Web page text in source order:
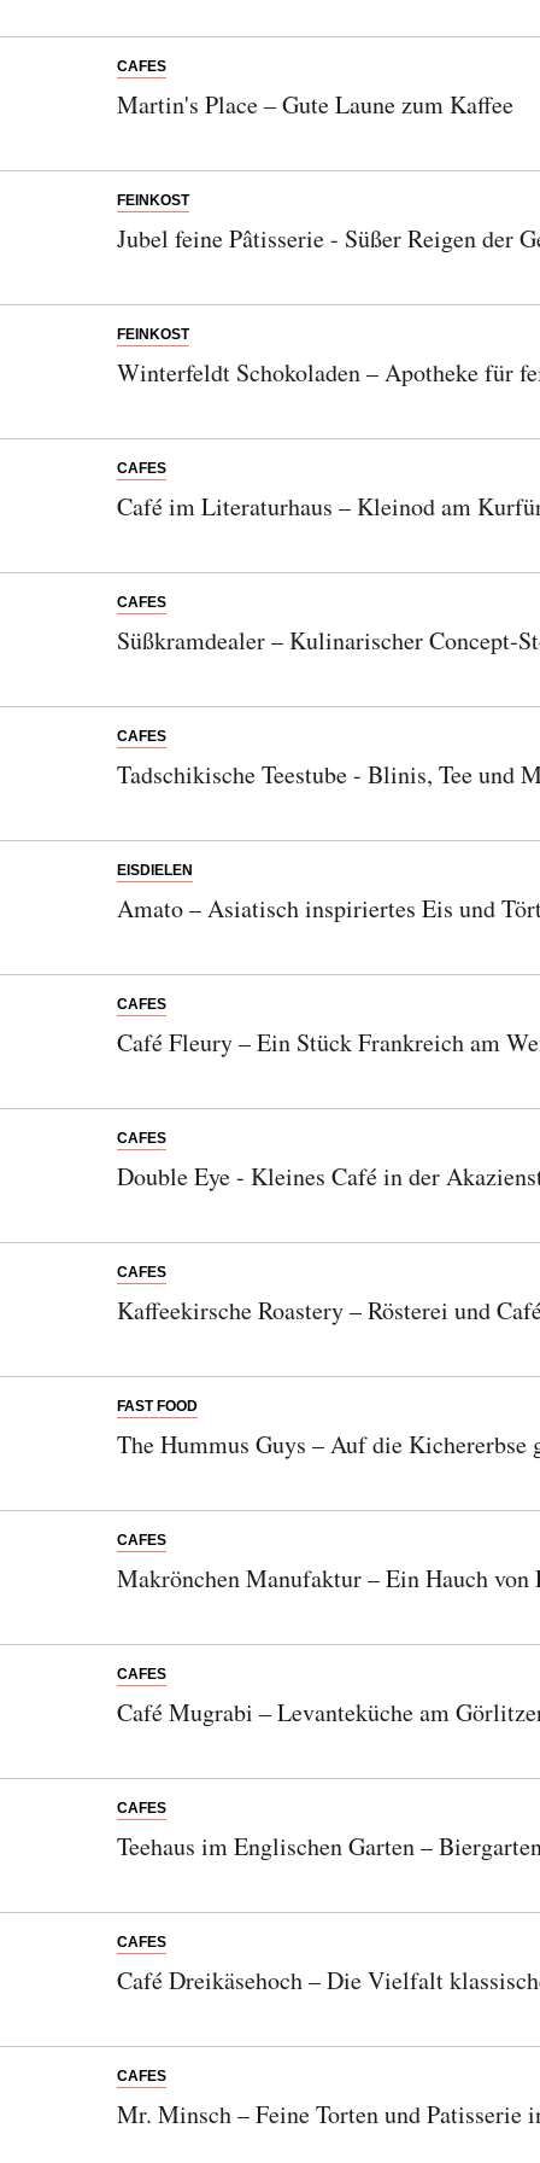
CAFES
Martin's Place – Gute Laune zum Kaffee
FEINKOST
Jubel feine Pâtisserie - Süßer Reigen der
FEINKOST
Winterfeldt Schokoladen – Apotheke für
CAFES
Café im Literaturhaus – Kleinod am
CAFES
Süßkramdealer – Kulinarischer Concept-
CAFES
Tadschikische Teestube - Blinis, Tee und
EISDIELEN
Amato – Asiatisch inspiriertes Eis und
CAFES
Café Fleury – Ein Stück Frankreich am
CAFES
Double Eye - Kleines Café in der
CAFES
Kaffeekirsche Roastery – Rösterei und
FAST FOOD
The Hummus Guys – Auf die Kichererbse
CAFES
Makrönchen Manufaktur – Ein Hauch von
CAFES
Café Mugrabi – Levanteküche am
CAFES
Teehaus im Englischen Garten –
CAFES
Café Dreikäsehoch – Die Vielfalt
CAFES
Mr. Minsch – Feine Torten und Patisserie